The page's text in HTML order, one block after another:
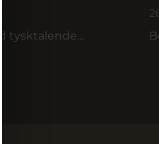
tysktalende...